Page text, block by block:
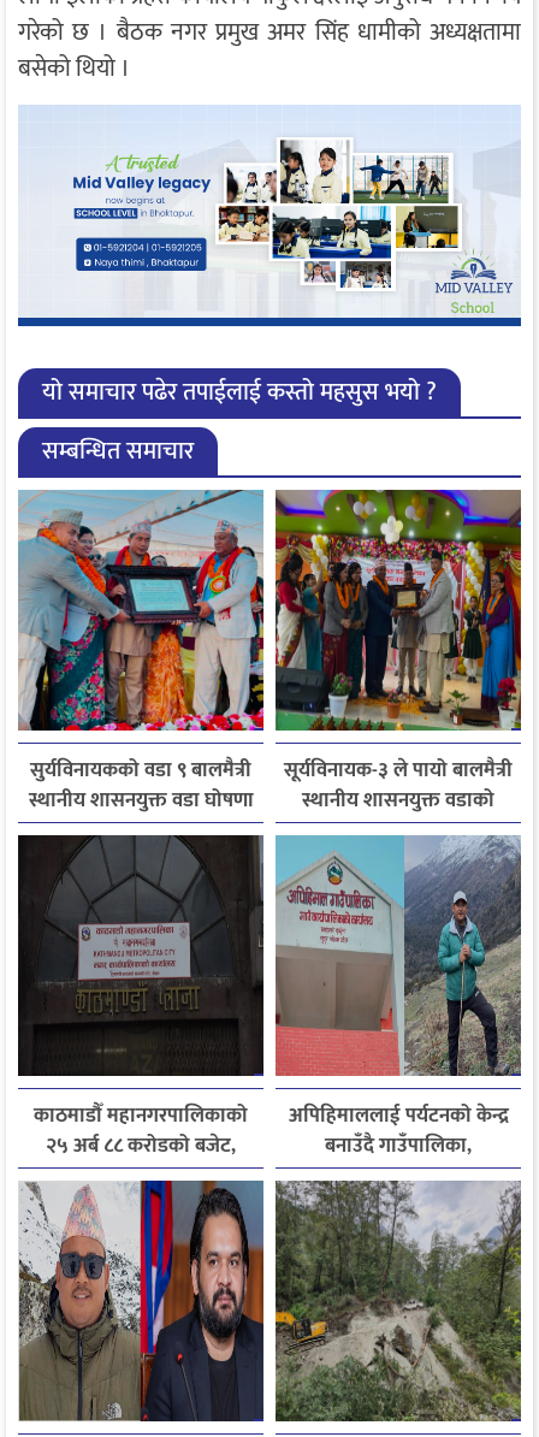
गरेको छ । बैठक नगर प्रमुख अमर सिंह धामीको अध्यक्षतामा
बसेको थियो ।
यो समाचार पढेर तपाईलाई कस्तो महसुस भयो ?
सम्बन्धित समाचार
सुर्यविनायकको वडा ९ बालमैत्री
स्थानीय शासनयुक्त वडा घोषणा
सूर्यविनायक-३ ले पायो बालमैत्री
स्थानीय शासनयुक्त वडाको
मान्यता
काठमाडौँ महानगरपालिकाको
२५ अर्ब ८८ करोडको बजेट,
पूर्वाधार र सेवा सुधारलाई
प्राथमिकता
अपिहिमाललाई पर्यटनको केन्द्र
बनाउँदै गाउँपालिका,
बहुआयामिक पर्यटन विकासमा
जोड